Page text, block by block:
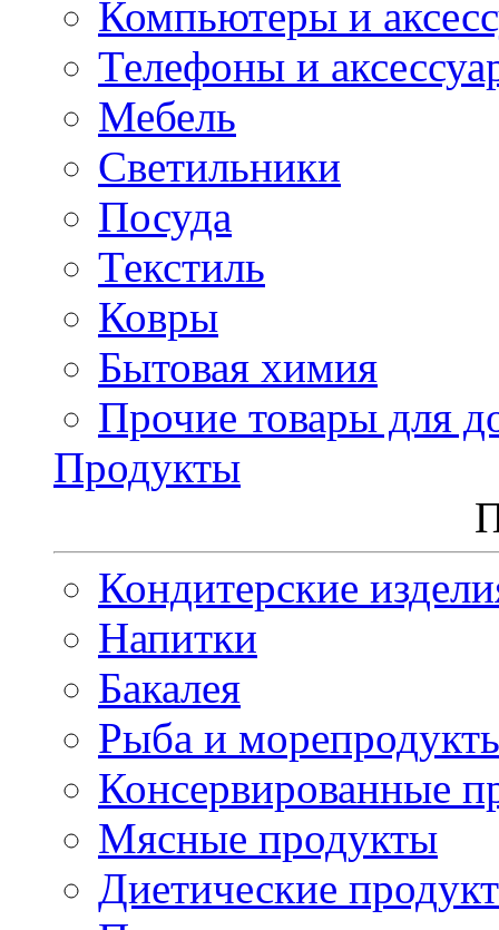
Компьютеры и
Телефоны и
Мебель
Светильники
Посуда
Текстиль
Ковры
Бытовая химия
Прочие товары для
Продукты
Кондитерские
Напитки
Бакалея
Рыба и
Консервированные
Мясные продукты
Диетические